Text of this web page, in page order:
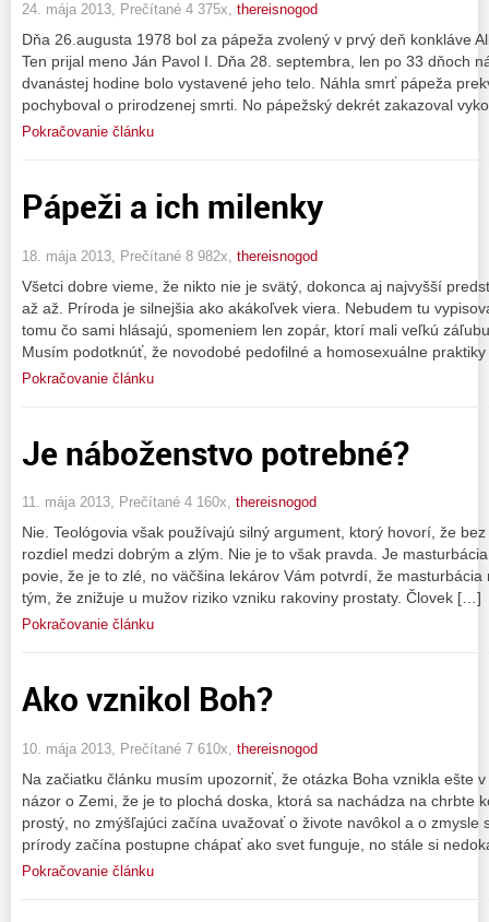
24. mája 2013, Prečítané 4 375x, thereisnogod
Dňa 26.augusta 1978 bol za pápeža zvolený v prvý deň konkláve
Ten prijal meno Ján Pavol I. Dňa 28. septembra, len po 33 dňoch
dvanástej hodine bolo vystavené jeho telo. Náhla smrť pápeža
pochyboval o prirodzenej smrti. No pápežský dekrét zakazoval
Pokračovanie článku
Pápeži a ich milenky
18. mája 2013, Prečítané 8 982x, thereisnogod
Všetci dobre vieme, že nikto nie je svätý, dokonca aj najvyšší
až až. Príroda je silnejšia ako akákoľvek viera. Nebudem tu
tomu čo sami hlásajú, spomeniem len zopár, ktorí mali veľkú
Musím podotknúť, že novodobé pedofilné a homosexuálne
Pokračovanie článku
Je náboženstvo potrebné?
11. mája 2013, Prečítané 4 160x, thereisnogod
Nie. Teológovia však používajú silný argument, ktorý hovorí, že
rozdiel medzi dobrým a zlým. Nie je to však pravda. Je
povie, že je to zlé, no väčšina lekárov Vám potvrdí, že
tým, že znižuje u mužov riziko vzniku rakoviny prostaty. Človek […]
Pokračovanie článku
Ako vznikol Boh?
10. mája 2013, Prečítané 7 610x, thereisnogod
Na začiatku článku musím upozorniť, že otázka Boha vznikla ešte
názor o Zemi, že je to plochá doska, ktorá sa nachádza na chrbte
prostý, no zmýšľajúci začína uvažovať o živote navôkol a o zmysle
prírody začína postupne chápať ako svet funguje, no stále si
Pokračovanie článku